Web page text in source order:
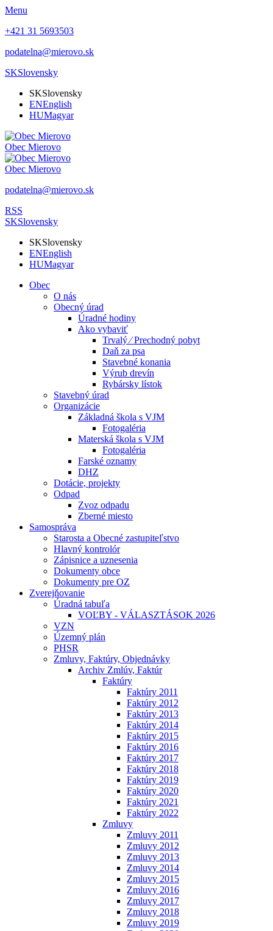
Menu
+421 31 5693503
podatelna@mierovo.sk
SKSlovensky
SKSlovensky
ENEnglish
HUMagyar
Obec Mierovo
Obec Mierovo
podatelna@mierovo.sk
RSS
SKSlovensky
SKSlovensky
ENEnglish
HUMagyar
Obec
O nás
Obecný úrad
Úradné hodiny
Ako vybaviť
Trvalý ⁄ Prechodný pobyt
Daň za psa
Stavebné konania
Výrub drevín
Rybársky lístok
Stavebný úrad
Organizácie
Základná škola s VJM
Fotogaléria
Materská škola s VJM
Fotogaléria
Farské oznamy
DHZ
Dotácie, projekty
Odpad
Zvoz odpadu
Zberné miesto
Samospráva
Starosta a Obecné zastupiteľstvo
Hlavný kontrolór
Zápisnice a uznesenia
Dokumenty obce
Dokumenty pre OZ
Zverejňovanie
Úradná tabuľa
VOĽBY - VÁLASZTÁSOK 2026
VZN
Územný plán
PHSR
Zmluvy, Faktúry, Objednávky
Archiv Zmlúv, Faktúr
Faktúry
Faktúry 2011
Faktúry 2012
Faktúry 2013
Faktúry 2014
Faktúry 2015
Faktúry 2016
Faktúry 2017
Faktúry 2018
Faktúry 2019
Faktúry 2020
Faktúry 2021
Faktúry 2022
Zmluvy
Zmluvy 2011
Zmluvy 2012
Zmluvy 2013
Zmluvy 2014
Zmluvy 2015
Zmluvy 2016
Zmluvy 2017
Zmluvy 2018
Zmluvy 2019